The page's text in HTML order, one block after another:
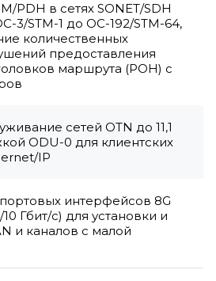
PDH в сетях SONET/SDH
3/STM-1 до OC-192/STM-64,
количественных
предоставления
маршрута (POH) с
сетей OTN до 11,1
ODU-0 для клиентских
IP
интерфейсов 8G
Гбит/с) для установки и
и каналов с малой